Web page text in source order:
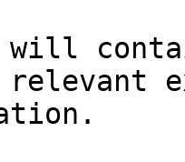
will
relevant